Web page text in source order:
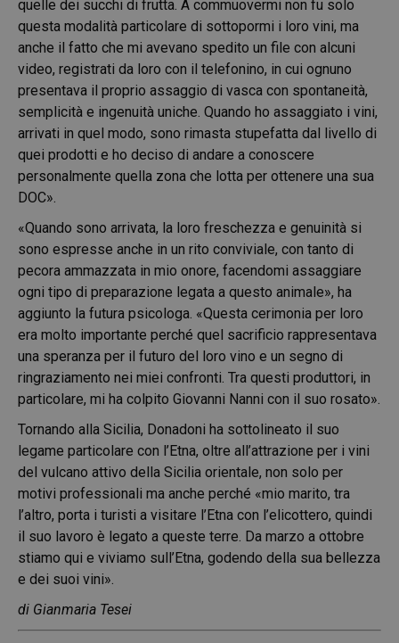
quelle dei succhi di frutta. A commuovermi non fu solo
questa modalità particolare di sottopormi i loro vini, ma
anche il fatto che mi avevano spedito un file con alcuni
video, registrati da loro con il telefonino, in cui ognuno
presentava il proprio assaggio di vasca con spontaneità,
semplicità e ingenuità uniche. Quando ho assaggiato i vini,
arrivati in quel modo, sono rimasta stupefatta dal livello di
quei prodotti e ho deciso di andare a conoscere
personalmente quella zona che lotta per ottenere una sua
DOC».
«Quando sono arrivata, la loro freschezza e genuinità si
sono espresse anche in un rito conviviale, con tanto di
pecora ammazzata in mio onore, facendomi assaggiare
ogni tipo di preparazione legata a questo animale», ha
aggiunto la futura psicologa. «Questa cerimonia per loro
era molto importante perché quel sacrificio rappresentava
una speranza per il futuro del loro vino e un segno di
ringraziamento nei miei confronti. Tra questi produttori, in
particolare, mi ha colpito Giovanni Nanni con il suo rosato».
Tornando alla Sicilia, Donadoni ha sottolineato il suo
legame particolare con l’Etna, oltre all’attrazione per i vini
del vulcano attivo della Sicilia orientale, non solo per
motivi professionali ma anche perché «mio marito, tra
l’altro, porta i turisti a visitare l’Etna con l’elicottero, quindi
il suo lavoro è legato a queste terre. Da marzo a ottobre
stiamo qui e viviamo sull’Etna, godendo della sua bellezza
e dei suoi vini».
di Gianmaria Tesei